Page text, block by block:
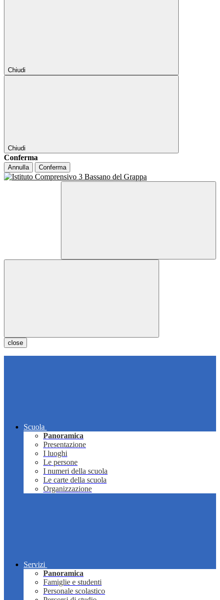
Chiudi
Chiudi
Conferma
Annulla Conferma
close
Scuola
Panoramica
Presentazione
I luoghi
Le persone
I numeri della scuola
Le carte della scuola
Organizzazione
Servizi
Panoramica
Famiglie e studenti
Personale scolastico